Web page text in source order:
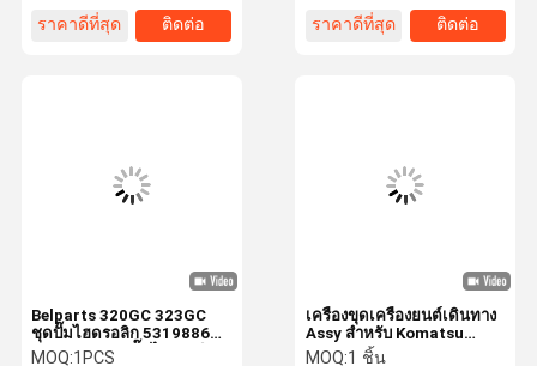
ราคาดีที่สุด
ติดต่อ
ราคาดีที่สุด
ติดต่อ
เครื่องขุดเครื่องยนต์เดินทาง
Assy สําหรับ Komatsu
PC450-8 Final Drive Assy
MOQ:1 ชิ้น
Belparts 320GC 323GC
ชุดปั๊มไฮดรอลิก 5319886
531-9886 ชุดปั๊มไฮดรอลิก
MOQ:1PCS